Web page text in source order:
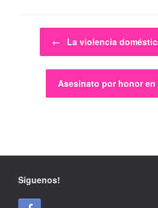
Post navigation
← La violencia
Asesinato por honor
Síguenos!